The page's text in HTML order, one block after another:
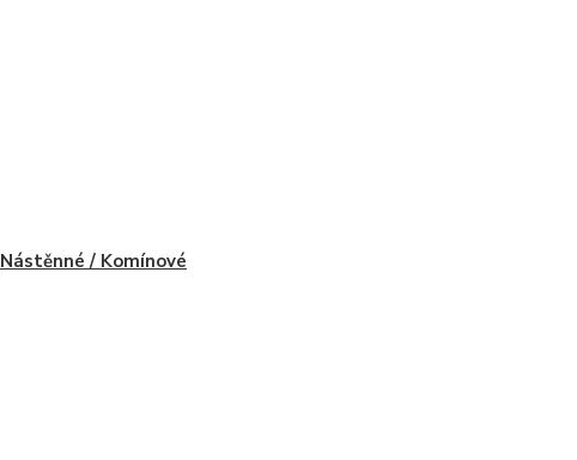
Nástěnné / Komínové